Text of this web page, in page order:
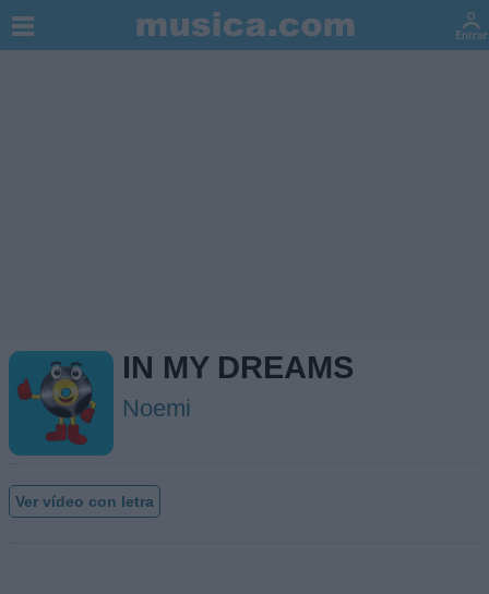
IN MY DREAMS
Noemi
Ver vídeo con letra